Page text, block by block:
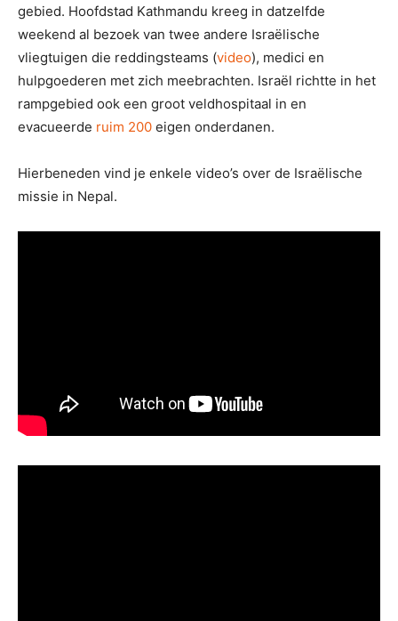
gebied. Hoofdstad Kathmandu kreeg in datzelfde
weekend al bezoek van twee andere Israëlische
vliegtuigen die reddingsteams (video), medici en
hulpgoederen met zich meebrachten. Israël richtte in het
rampgebied ook een groot veldhospitaal in en
evacueerde ruim 200 eigen onderdanen.
Hierbeneden vind je enkele video’s over de Israëlische
missie in Nepal.